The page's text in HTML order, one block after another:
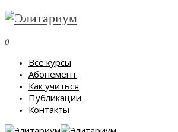
0
Все курсы
Абонемент
Как учиться
Публикации
Контакты